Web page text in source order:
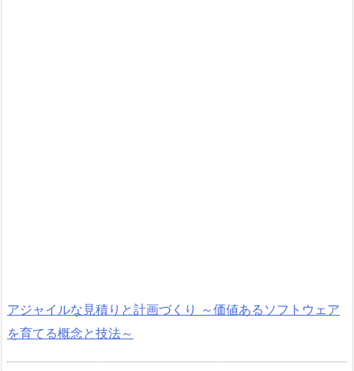
アジャイルな見積りと計画づくり ～価値あるソフトウェア
を育てる概念と技法～